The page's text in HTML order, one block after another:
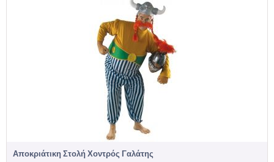
Αποκριάτικη Στολή Χοντρός Γαλάτης